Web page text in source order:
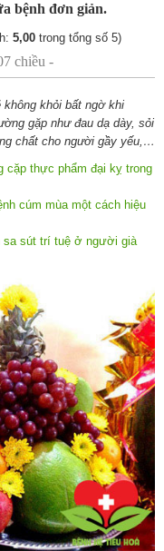
bệnh đơn giản.
5,00 trong tổng số 5)
chiều -
khỏi bất ngờ khi
gặp như đau dạ dày, sỏi
chất cho người gầy yếu,…
cặp thực phẩm đại kỵ trong
cúm mùa một cách hiệu
sa sút trí tuệ ở người già